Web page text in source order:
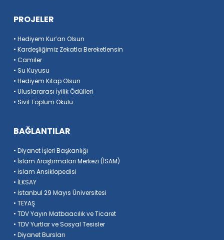
PROJELER
• Hediyem Kur’an Olsun
• Kardeşliğimiz Zekatla Bereketlensin
• Camiler
• Su Kuyusu
• Hediyem Kitap Olsun
• Uluslararası İyilik Ödülleri
• Sivil Toplum Okulu
BAĞLANTILAR
• Diyanet İşleri Başkanlığı
• İslam Araştırmaları Merkezi (İSAM)
• İslam Ansiklopedisi
• İLKSAY
• İstanbul 29 Mayıs Üniversitesi
• TEYAŞ
• TDV Yayın Matbaacılık ve Ticaret
• TDV Yurtlar ve Sosyal Tesisler
• Diyanet Bursları